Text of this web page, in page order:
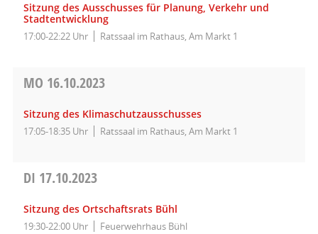
Sitzung des Ausschusses für Planung, Verkehr und
Stadtentwicklung
17:00-22:22 Uhr Ratssaal im Rathaus, Am Markt 1
MO 16.10.2023
Sitzung des Klimaschutzausschusses
17:05-18:35 Uhr Ratssaal im Rathaus, Am Markt 1
DI 17.10.2023
Sitzung des Ortschaftsrats Bühl
19:30-22:00 Uhr Feuerwehrhaus Bühl